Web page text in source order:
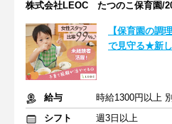
株式会社LEOC たつのこ保育園/
【保育園の調
で見守る★新し
給与
時給1300円以上
シフト
週3日以上